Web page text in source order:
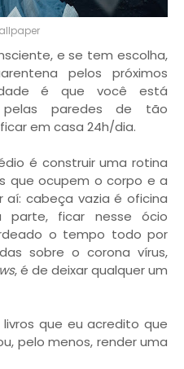
e se tem escolha,
pelos próximos
é que você está
pelas paredes de tão
em casa 24h/dia.
é construir uma rotina
que ocupem o corpo e a
aí: cabeça vazia é oficina
parte, ficar nesse ócio
o tempo todo por
sobre o corona vírus,
, é de deixar qualquer um
livros que eu acredito que
pelo menos, render uma